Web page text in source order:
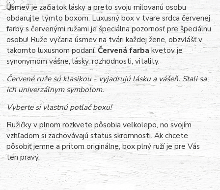
Úsmev je začiatok lásky a preto svoju milovanú osobu
obdarujte týmto boxom. Luxusný box v tvare srdca červenej
farby s červenými ružami je špeciálna pozornosť pre špeciálnu
osobu! Ruže vyčaria úsmev na tvári každej žene, obzvlášť v
takomto luxusnom podaní.Červená farbakvetov je
synonymom vášne, lásky, rozhodnosti, vitality.
Červené ruže sú klasikou - vyjadrujú lásku a vášeň. Stali sa
ich univerzálnym symbolom.
Vyberte si vlastnú potlač boxu!
Ružičky v plnom rozkvete pôsobia veľkolepo, no svojím
vzhľadom si zachovávajú status skromnosti. Ak chcete
pôsobiť jemne a pritom originálne, box plný ruží je pre Vás
ten pravý.